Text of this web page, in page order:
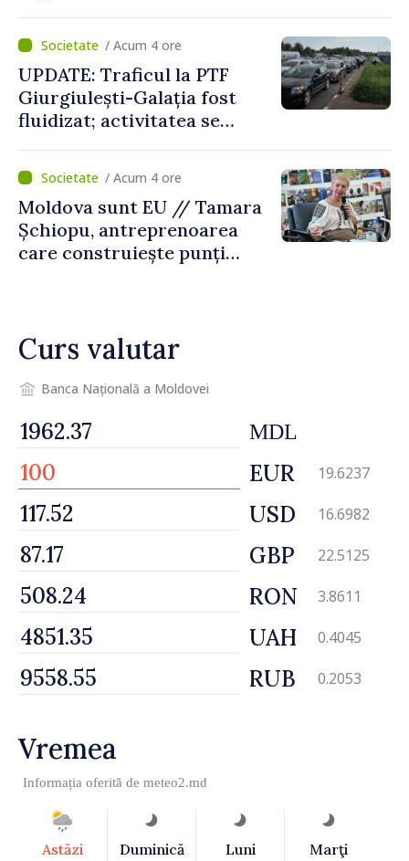
/ Acum 4 ore
UPDATE: Traficul la PTF
Giurgiulești-Galația fost
fluidizat; activitatea se
normale
/ Acum 4 ore
Moldova sunt EU // Tamara
Șchiopu, antreprenoarea
care construiește punți
Curs valutar
Banca Națională a Moldovei
MDL
EUR 19.6237
USD 16.6982
GBP 22.5125
RON 3.8611
UAH 0.4045
RUB 0.2053
Vremea
Informația oferită de meteo2.md
Astăzi Duminică Luni Marţi